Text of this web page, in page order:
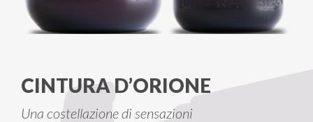
CINTURA D’ORIONE
Una costellazione di sensazioni